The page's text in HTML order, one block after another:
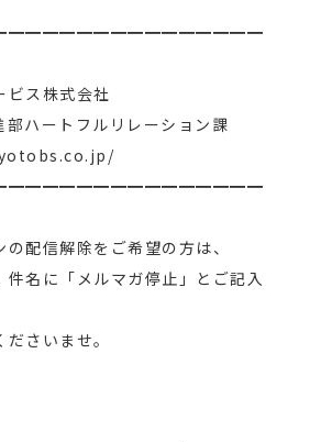
ビス株式会社
部ハートフルリレーション課
配信解除をご希望の方は、
件名に「メルマガ停止」とご記入
さいませ。